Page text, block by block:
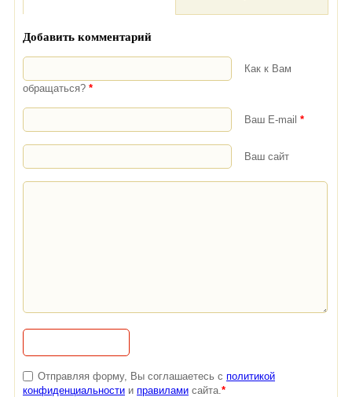
Добавить комментарий
Как к Вам
обращаться? *
Ваш E-mail *
Ваш сайт
Отправляя форму, Вы соглашаетесь с политикой
конфиденциальности и правилами сайта. *